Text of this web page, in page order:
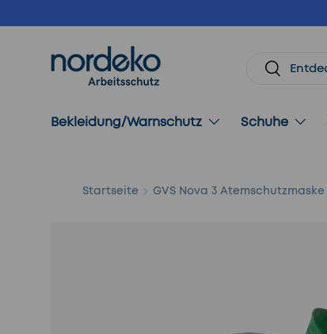
Direkt zum Inhalt
Suchen
Suchen
Bekleidung/Warnschutz Schuhe
Startseite GVS Nova 3 Atemschutzmaske